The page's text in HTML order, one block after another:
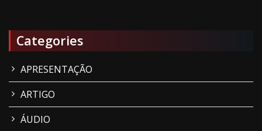
Categories
APRESENTAÇÃO
ARTIGO
ÁUDIO